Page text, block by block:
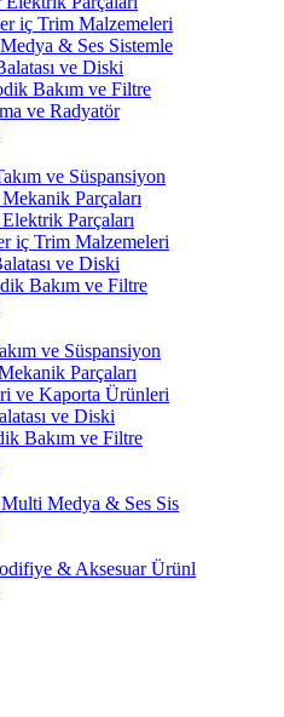
iç Trim Malzemeleri
& Ses Sistemle
ve Diski
Bakım ve Filtre
ve Radyatör
ve Süspansiyon
Parçaları
Parçaları
iç Trim Malzemeleri
ve Diski
Bakım ve Filtre
ve Süspansiyon
Parçaları
ve Kaporta Ürünleri
ve Diski
Bakım ve Filtre
Medya & Ses Sis
& Aksesuar Ürünl